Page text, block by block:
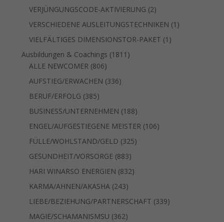
Produkte
VERJÜNGUNGSCODE-AKTIVIERUNG 22
Produkte
VERSCHIEDENE AUSLEITUNGSTECHNIKEN 1 1
VIELFÄLTIGES DIMENSIONSTOR-PAKET 1 1
Ausbildungen & Coachings 1811 1811
ALLE NEWCOMER 806806
Produkte
AUFSTIEG/ERWACHEN 336336
BERUF/ERFOLG 385385
Produkte
BUSINESS/UNTERNEHMEN 188188
Produkte
ENGEL/AUFGESTIEGENE MEISTER 106106
FÜLLE/WOHLSTAND/GELD 325325
GESUNDHEIT/VORSORGE 883883
Produkte
HARI WINARSO ENERGIEN 832832
KARMA/AHNEN/AKASHA 243243
Produkte
LIEBE/BEZIEHUNG/PARTNERSCHAFT 339339
MAGIE/SCHAMANISMSU 362362